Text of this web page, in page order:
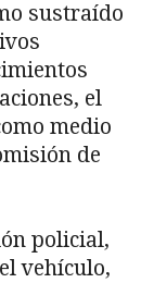
sustraído
el
medio
de
policial,
vehículo,